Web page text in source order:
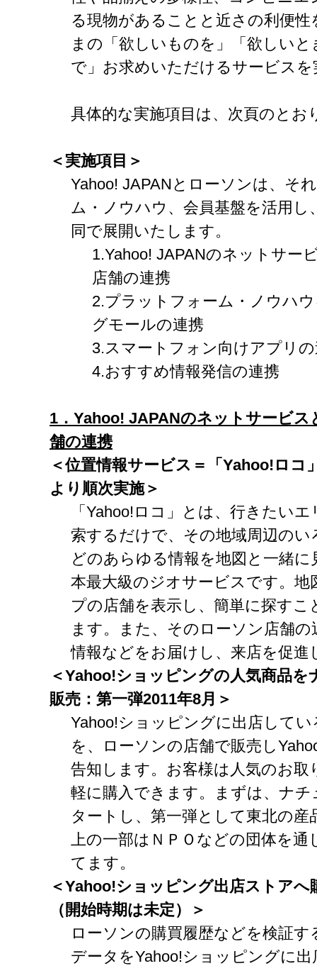
る現物があることと近さの利便
まの「欲しいものを」「欲しい
で」お求めいただけるサービス
具体的な実施項目は、次頁のとお
＜実施項目＞
Yahoo! JAPANとローソンは、そ
ム・ノウハウ、会員基盤を活用し
同で展開いたします。
1.Yahoo! JAPANのネットサー
店舗の連携
2.プラットフォーム・ノウハ
グモールの連携
3.スマートフォン向けアプリ
4.おすすめ情報発信の連携
1 ．Yahoo! JAPANのネットサービス
舗の連携
＜位置情報サービス＝「Yahoo! ロコ
より順次実施＞
「Yahoo!ロコ」とは、行きたい
索するだけで、その地域周辺の
どのあらゆる情報を地図と一緒
本最大級のジオサービスです。
プの店舗を表示し、簡単に探す
ます。また、そのローソン店舗
情報などをお届けし、来店を促進
＜Yahoo!ショッピングの人気商品を
販売：第一弾2011年8月＞
Yahoo!ショッピングに出店して
を、ローソンの店舗で販売し
告知します。お客様は人気のお取
軽に購入できます。まずは、ナ
タートし、第一弾として東北の産
上の一部はＮＰＯなどの団体を通
てます。
＜Yahoo!ショッピング出店ストアへ
（開始時期は未定）＞
ローソンの購買履歴などを検証
データをYahoo!ショッピングに